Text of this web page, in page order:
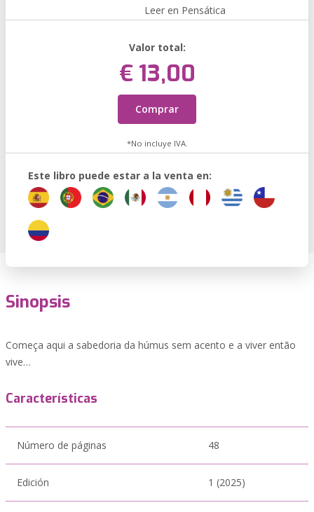
Leer en Pensática
Valor total:
€ 13,00
Comprar
*No incluye IVA.
Este libro puede estar a la venta en:
Sinopsis
Começa aqui a sabedoria da húmus sem acento e a viver então
vive…
Características
Número de páginas 48
Edición 1 (2025)